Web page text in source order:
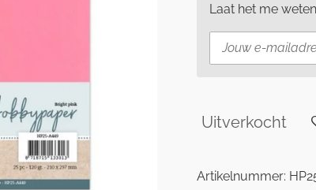
Laat het me
Uitverkocht
Artikelnummer: